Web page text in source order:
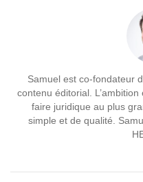
Samuel est co-fondateur
contenu éditorial.
faire juridique au plus
simple et de qualité.